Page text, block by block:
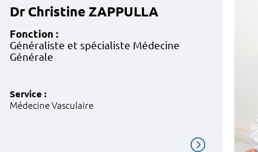
Dr Christine ZAPPULLA
Fonction :
Généraliste et spécialiste Médecine
Générale
Service :
Médecine Vasculaire